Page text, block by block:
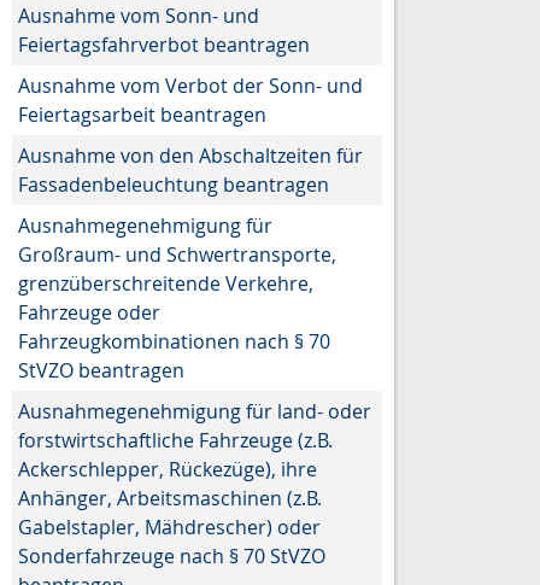
Ausnahme vom Sonn- und
Feiertagsfahrverbot beantragen
Ausnahme vom Verbot der Sonn- und
Feiertagsarbeit beantragen
Ausnahme von den Abschaltzeiten für
Fassadenbeleuchtung beantragen
Ausnahmegenehmigung für
Großraum- und Schwertransporte,
grenzüberschreitende Verkehre,
Fahrzeuge oder
Fahrzeugkombinationen nach § 70
StVZO beantragen
Ausnahmegenehmigung für land- oder
forstwirtschaftliche Fahrzeuge (z.B.
Ackerschlepper, Rückezüge), ihre
Anhänger, Arbeitsmaschinen (z.B.
Gabelstapler, Mähdrescher) oder
Sonderfahrzeuge nach § 70 StVZO